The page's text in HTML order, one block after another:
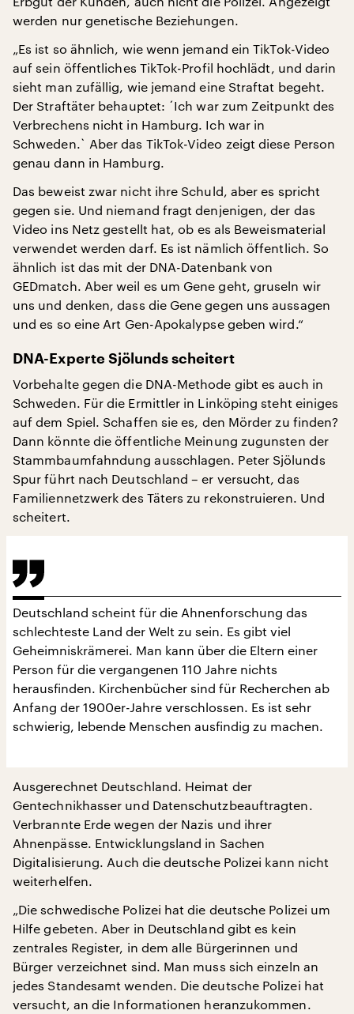
werden nur genetische Beziehungen.
„Es ist so ähnlich, wie wenn jemand ein TikTok-Video
auf sein öffentliches TikTok-Profil hochlädt, und darin
sieht man zufällig, wie jemand eine Straftat begeht.
Der Straftäter behauptet: ´Ich war zum Zeitpunkt des
Verbrechens nicht in Hamburg. Ich war in
Schweden.` Aber das TikTok-Video zeigt diese Person
genau dann in Hamburg.
Das beweist zwar nicht ihre Schuld, aber es spricht
gegen sie. Und niemand fragt denjenigen, der das
Video ins Netz gestellt hat, ob es als Beweismaterial
verwendet werden darf. Es ist nämlich öffentlich. So
ähnlich ist das mit der DNA-Datenbank von
GEDmatch. Aber weil es um Gene geht, gruseln wir
uns und denken, dass die Gene gegen uns aussagen
und es so eine Art Gen-Apokalypse geben wird.“
DNA-Experte Sjölunds scheitert
Vorbehalte gegen die DNA-Methode gibt es auch in
Schweden. Für die Ermittler in Linköping steht einiges
auf dem Spiel. Schaffen sie es, den Mörder zu finden?
Dann könnte die öffentliche Meinung zugunsten der
Stammbaumfahndung ausschlagen. Peter Sjölunds
Spur führt nach Deutschland – er versucht, das
Familiennetzwerk des Täters zu rekonstruieren. Und
scheitert.
Deutschland scheint für die Ahnenforschung das
schlechteste Land der Welt zu sein. Es gibt viel
Geheimniskrämerei. Man kann über die Eltern einer
Person für die vergangenen 110 Jahre nichts
herausfinden. Kirchenbücher sind für Recherchen ab
Anfang der 1900er-Jahre verschlossen. Es ist sehr
schwierig, lebende Menschen ausfindig zu machen.
Ausgerechnet Deutschland. Heimat der
Gentechnikhasser und Datenschutzbeauftragten.
Verbrannte Erde wegen der Nazis und ihrer
Ahnenpässe. Entwicklungsland in Sachen
Digitalisierung. Auch die deutsche Polizei kann nicht
weiterhelfen.
„Die schwedische Polizei hat die deutsche Polizei um
Hilfe gebeten. Aber in Deutschland gibt es kein
zentrales Register, in dem alle Bürgerinnen und
Bürger verzeichnet sind. Man muss sich einzeln an
jedes Standesamt wenden. Die deutsche Polizei hat
versucht, an die Informationen heranzukommen.